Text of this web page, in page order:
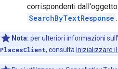
corrispondenti dall'oggetto
SearchByTextResponse .
Nota: per ulteriori informazioni
PlacesClient, consulta Inizializzare